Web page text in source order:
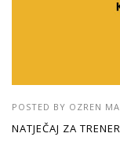
POSTED BY OZREN
NATJEČAJ ZA